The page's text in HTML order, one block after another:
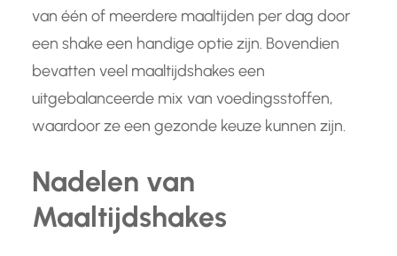
van één of meerdere maaltijden per dag door
een shake een handige optie zijn. Bovendien
bevatten veel maaltijdshakes een
uitgebalanceerde mix van voedingsstoffen,
waardoor ze een gezonde keuze kunnen zijn.
Nadelen van
Maaltijdshakes